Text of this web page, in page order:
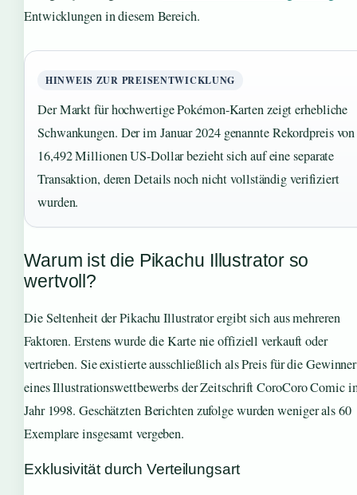
Entwicklungen in diesem Bereich.
HINWEIS ZUR PREISENTWICKLUNG
Der Markt für hochwertige Pokémon-Karten zeigt erhebliche
Schwankungen. Der im Januar 2024 genannte Rekordpreis von
16,492 Millionen US-Dollar bezieht sich auf eine separate
Transaktion, deren Details noch nicht vollständig verifiziert
wurden.
Warum ist die Pikachu Illustrator so
wertvoll?
Die Seltenheit der Pikachu Illustrator ergibt sich aus mehreren
Faktoren. Erstens wurde die Karte nie offiziell verkauft oder
vertrieben. Sie existierte ausschließlich als Preis für die Gewinner
eines Illustrationswettbewerbs der Zeitschrift CoroCoro Comic
Jahr 1998. Geschätzten Berichten zufolge wurden weniger als 60
Exemplare insgesamt vergeben.
Exklusivität durch Verteilungsart